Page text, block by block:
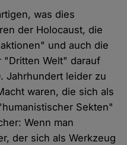
was dies
der Holocaust, die
und auch die
"Dritten Welt" darauf
Jahrhundert leider zu
waren, die sich als
Sekten"
Wenn man
der sich als Werkzeug